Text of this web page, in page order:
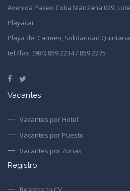
Avenida Paseo Coba Manzana 029, Lote
Playacar
Playa del Carmen, Solidaridad
tel./fax. (984) 859 2234 / 859 2275
Vacantes
Vacantes por Hotel
Vacantes por Puesto
Vacantes por Zonas
Registro